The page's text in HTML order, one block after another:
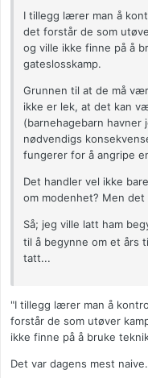
I tillegg lærer man å
det forstår de som
og ville ikke finne på å
gateslosskamp.
Grunnen til at de må
ikke er lek, at det kan
(barnehagebarn
nødvendigs
fungerer for å angripe
Det handler vel ikke
om modenhet? Men det
Så; jeg ville latt ham
til å begynne om et års
tatt...
"I tillegg lærer man å
forstår de som utøver
ikke finne på å bruke
Det var dagens mest